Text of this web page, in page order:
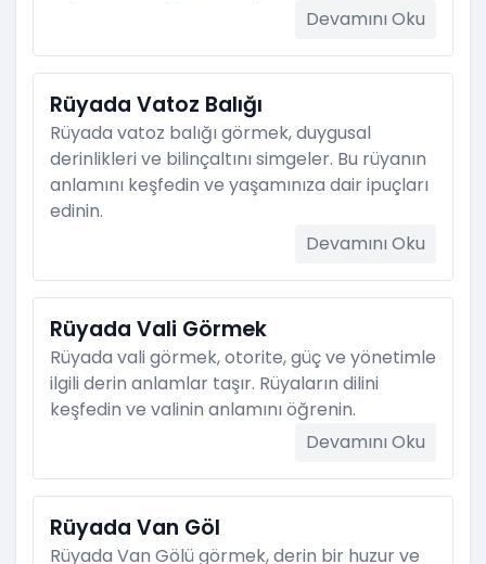
Devamını Oku
Rüyada Vatoz Balığı
Rüyada vatoz balığı görmek, duygusal
derinlikleri ve bilinçaltını simgeler. Bu rüyanın
anlamını keşfedin ve yaşamınıza dair ipuçları
edinin.
Devamını Oku
Rüyada Vali Görmek
Rüyada vali görmek, otorite, güç ve yönetimle
ilgili derin anlamlar taşır. Rüyaların dilini
keşfedin ve valinin anlamını öğrenin.
Devamını Oku
Rüyada Van Göl
Rüyada Van Gölü görmek, derin bir huzur ve